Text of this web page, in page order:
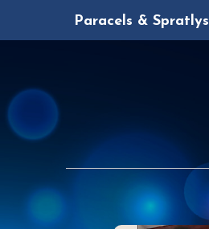
Paracels & Spratlys